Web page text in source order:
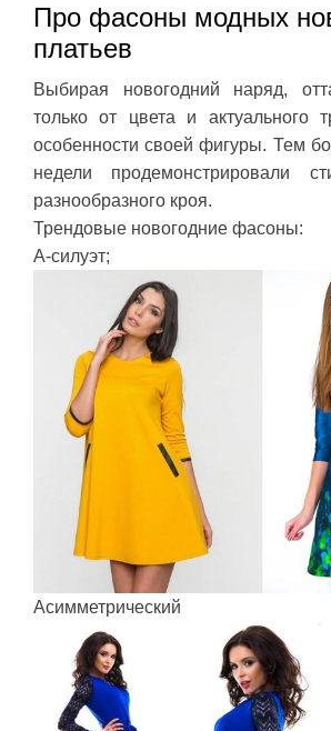
Про фасоны модных
платьев
Выбирая новогодний наряд,
только от цвета и актуального
особенности своей фигуры. Тем
недели продемонстрировали
разнообразного кроя.
Трендовые новогодние фасоны:
А-силуэт;